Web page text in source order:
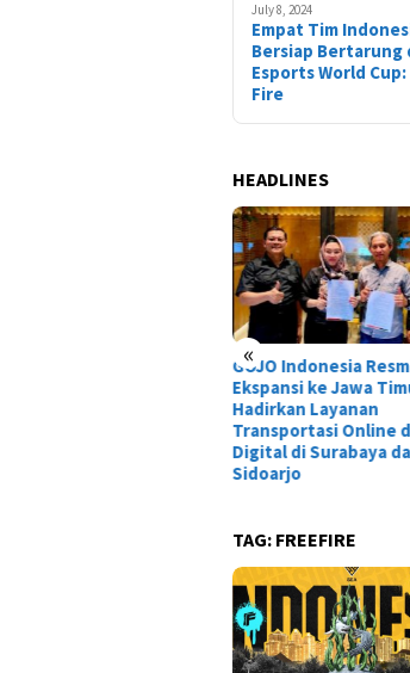
July 8, 2024
Empat Tim
Bersiap Bertarung
Esports World
Fire
HEADLINES
«
Build Hiyuki
Waves Terbaik: DPS
dengan Damage Gila!
TAG: FREEFIRE